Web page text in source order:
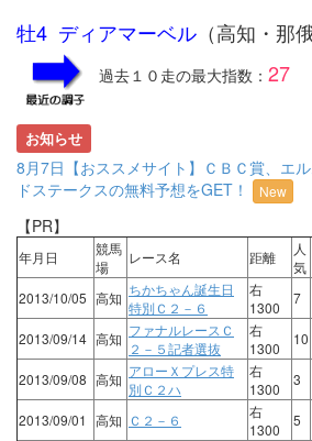
牡4 ディアマーベル （高知・那
過去１０走の最大指数： 27
お知らせ
8月7日【おススメサイト】ＣＢＣ賞、エ
ドステークスの無料予想をGET！
New
【PR】
年月日
競馬
場
レース名 距離
人
気
2013/10/05 高知 ちかちゃん誕生日
特別Ｃ２－６
右
1300
7
2013/09/14 高知 ファナルレースＣ
２－５記者選抜
右
1300
10
2013/09/08 高知 アローＸプレス特
別Ｃ２ハ
右
1300
3
2013/09/01 高知 Ｃ２－６
右
1300
5